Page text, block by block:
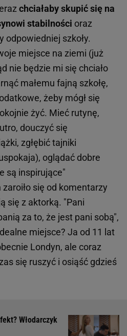
chciałaby skupić się na
stabilności oraz
odpowiedniej szkoły.
miejsce na ziemi (już
nie będzie mi się chciało
małemu fajną szkołę,
żeby mógł się
żyć. Mieć rutynę,
douczyć się
zgłębić tajniki
oglądać dobre
są inspirujące"
się od komentarzy
się z aktorką. "Pani
za to, że jest pani sobą",
miejsce? Ja od 11 lat
Londyn, ale coraz
się ruszyć i osiąść gdzieś
Włodarczyk